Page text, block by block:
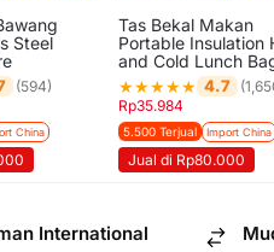
Steel
(594)
China
Tas Bekal Makan
Portable Insulation
and Cold Lunch
★★★★★ 4.7
Rp35.984
5.500 Terjual Import China
Jual di Rp80.000
International